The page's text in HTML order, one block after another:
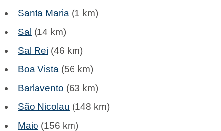
Santa Maria (1 km)
Sal (14 km)
Sal Rei (46 km)
Boa Vista (56 km)
Barlavento (63 km)
São Nicolau (148 km)
Maio (156 km)